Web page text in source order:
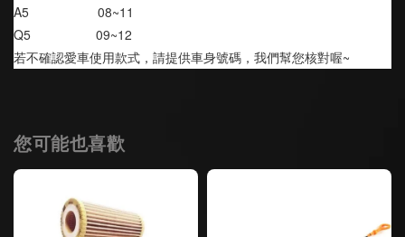
A5                   08~11
Q5                  09~12
若不確認愛車使用款式，請提供車身號碼，我們幫您核對喔~
您可能也喜歡